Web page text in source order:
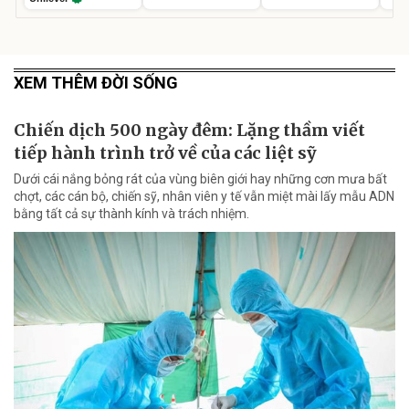
XEM THÊM ĐỜI SỐNG
Chiến dịch 500 ngày đêm: Lặng thầm viết
tiếp hành trình trở về của các liệt sỹ
Dưới cái nắng bỏng rát của vùng biên giới hay những cơn mưa bất
chợt, các cán bộ, chiến sỹ, nhân viên y tế vẫn miệt mài lấy mẫu ADN
bằng tất cả sự thành kính và trách nhiệm.